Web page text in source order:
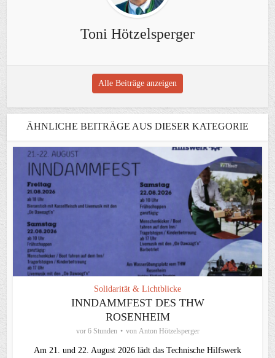
Toni Hötzelsperger
Alle Beiträge anzeigen
ÄHNLICHE BEITRÄGE AUS DIESER KATEGORIE
Solidarität & Lichtblicke
INNDAMMFEST DES THW
ROSENHEIM
vor 6 Stunden von Anton Hötzelsperger
Am 21. und 22. August 2026 lädt das Technische Hilfswerk